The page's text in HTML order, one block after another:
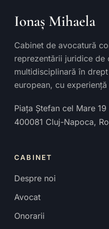
Ionaș Mihaela
Cabinet de avocatură
reprezentării juridice de
multidisciplinară în
european, cu
Piața Ștefan cel Mare 19
400081 Cluj-Napoca,
CABINET
Despre noi
Avocat
Onorarii